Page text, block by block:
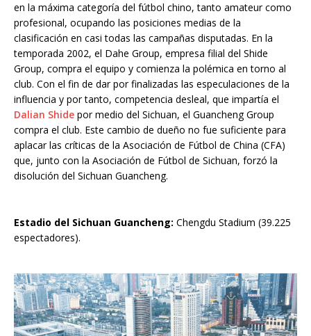
en la máxima categoría del fútbol chino, tanto amateur como
profesional, ocupando las posiciones medias de la
clasificación en casi todas las campañas disputadas. En la
temporada 2002, el Dahe Group, empresa filial del Shide
Group, compra el equipo y comienza la polémica en torno al
club. Con el fin de dar por finalizadas las especulaciones de la
influencia y por tanto, competencia desleal, que impartía el
Dalian Shide por medio del Sichuan, el Guancheng Group
compra el club. Este cambio de dueño no fue suficiente para
aplacar las críticas de la Asociación de Fútbol de China (CFA)
que, junto con la Asociación de Fútbol de Sichuan, forzó la
disolución del Sichuan Guancheng.
Estadio del Sichuan Guancheng: Chengdu Stadium (39.225
espectadores).